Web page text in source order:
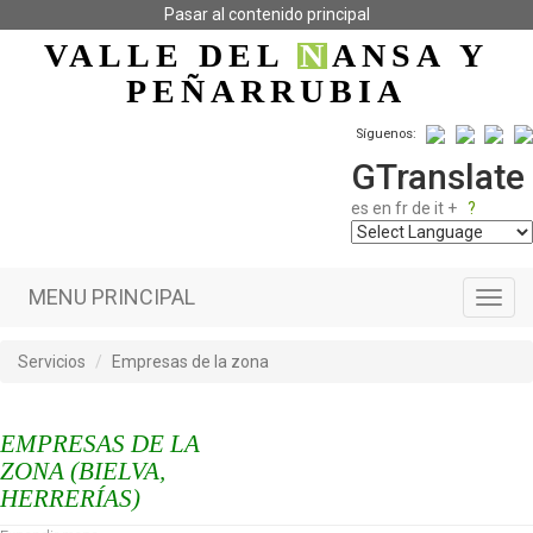
Pasar al contenido principal
VALLE DELNANSA Y
PEÑARRUBIA
Síguenos:
GTranslate
es en fr de it + ?
MENU PRINCIPAL
Servicios Empresas de la zona
EMPRESAS DE LA
ZONA (BIELVA,
HERRERÍAS)